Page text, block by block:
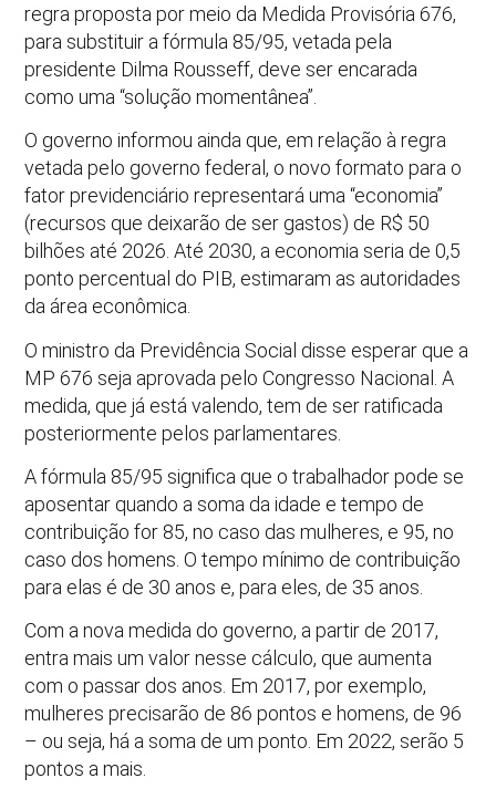
regra proposta por meio da Medida Provisória 676,
para substituir a fórmula 85/95, vetada pela
presidente Dilma Rousseff, deve ser encarada
como uma “solução momentânea”.
O governo informou ainda que, em relação à regra
vetada pelo governo federal, o novo formato para o
fator previdenciário representará uma “economia”
(recursos que deixarão de ser gastos) de R$ 50
bilhões até 2026. Até 2030, a economia seria de 0,5
ponto percentual do PIB, estimaram as autoridades
da área econômica.
O ministro da Previdência Social disse esperar que a
MP 676 seja aprovada pelo Congresso Nacional. A
medida, que já está valendo, tem de ser ratificada
posteriormente pelos parlamentares.
A fórmula 85/95 significa que o trabalhador pode se
aposentar quando a soma da idade e tempo de
contribuição for 85, no caso das mulheres, e 95, no
caso dos homens. O tempo mínimo de contribuição
para elas é de 30 anos e, para eles, de 35 anos.
Com a nova medida do governo, a partir de 2017,
entra mais um valor nesse cálculo, que aumenta
com o passar dos anos. Em 2017, por exemplo,
mulheres precisarão de 86 pontos e homens, de 96
– ou seja, há a soma de um ponto. Em 2022, serão 5
pontos a mais.